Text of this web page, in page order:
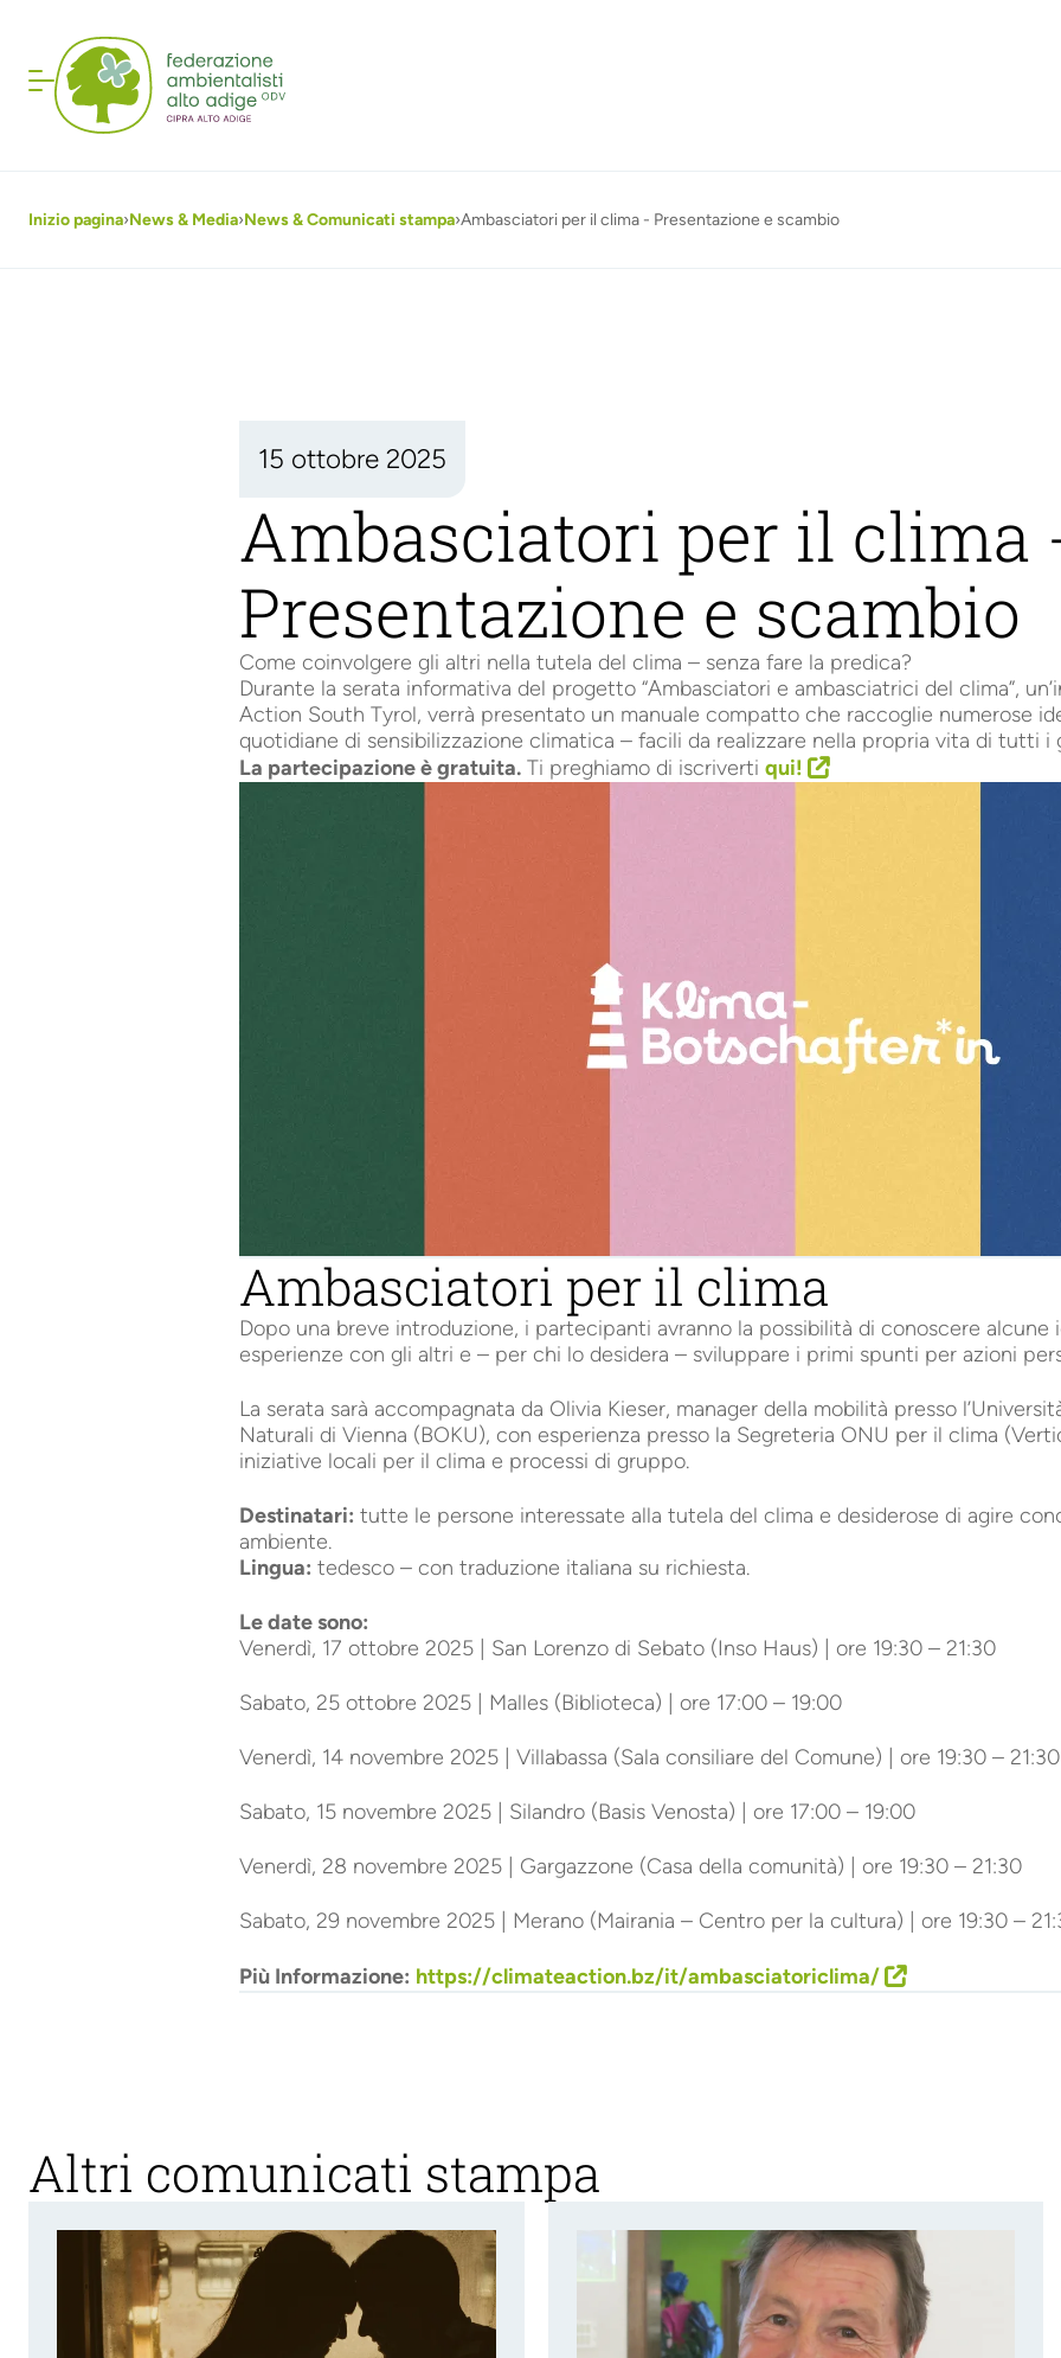
Inizio pagina›News & Media›News & Comunicati stampa›Ambasciatori per il clima - Presentazione e scambio
15 ottobre 2025
Ambasciatori per il clima
Presentazione e scambio
Come coinvolgere gli altri nella tutela del clima – senza fare la predica?
Durante la serata informativa del progetto “Ambasciatori e ambasciatrici del clima”,
Action South Tyrol, verrà presentato un manuale compatto che raccoglie numerose
quotidiane di sensibilizzazione climatica – facili da realizzare nella propria vita di tutti i
La partecipazione è gratuita. Ti preghiamo di iscriverti qui!
Ambasciatori per il clima
Dopo una breve introduzione, i partecipanti avranno la possibilità di conoscere alcune
esperienze con gli altri e – per chi lo desidera – sviluppare i primi spunti per azioni
La serata sarà accompagnata da Olivia Kieser, manager della mobilità presso
Naturali di Vienna (BOKU), con esperienza presso la Segreteria ONU per il clima
iniziative locali per il clima e processi di gruppo.
Destinatari: tutte le persone interessate alla tutela del clima e desiderose di agire
ambiente.
Lingua: tedesco – con traduzione italiana su richiesta.
Le date sono:
Venerdì, 17 ottobre 2025 | San Lorenzo di Sebato (Inso Haus) | ore 19:30 – 21:30
Sabato, 25 ottobre 2025 | Malles (Biblioteca) | ore 17:00 – 19:00
Venerdì, 14 novembre 2025 | Villabassa (Sala consiliare del Comune) | ore 19:30 – 21:30
Sabato, 15 novembre 2025 | Silandro (Basis Venosta) | ore 17:00 – 19:00
Venerdì, 28 novembre 2025 | Gargazzone (Casa della comunità) | ore 19:30 – 21:30
Sabato, 29 novembre 2025 | Merano (Mairania – Centro per la cultura) | ore 19:30 –
Più Informazione: https://climateaction.bz/it/ambasciatoriclima/
Altri comunicati stampa